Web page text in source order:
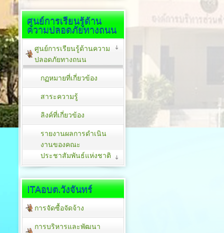
ศูนย์การเรียนรู้ด้าน
ความปลอดภัยทางถนน
ศูนย์การเรียนรู้ด้านความ
ปลอดภัยทางถนน
กฏหมายที่เกี่ยวข้อง
สาระความรู้
ลิงค์ที่เกี่ยวข้อง
รายงานผลการดำเนิน
งานของคณะ
ประชาสัมพันธ์แห่งชาติ
ITAอบต.วังจันทร์
การจัดซื้อจัดจ้าง
การบริหารและพัฒนา